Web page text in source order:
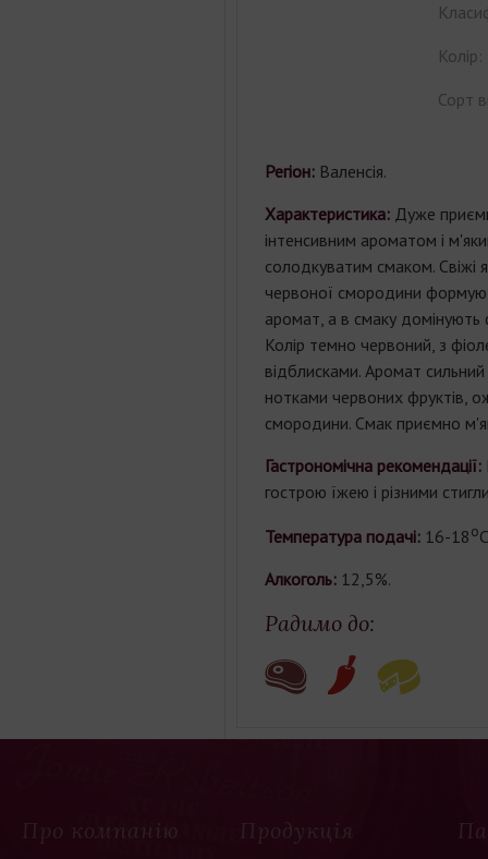
Колір:
Сорт
Регіон:Валенсія.
Характеристика:Дуже
інтенсивним ароматом і
солодкуватим смаком. Свіжі
червоної смородини
аромат, а в смаку домінують
Колір темно червоний, з
відблисками. Аромат сильний
нотками червоних фруктів,
смородини. Смак приємно
Гастрономічна рекомендації:
гострою їжею і різними
Температура подачі: 16-18o
Алкоголь:12,5%.
Радимо до:
Про компанію Продукція